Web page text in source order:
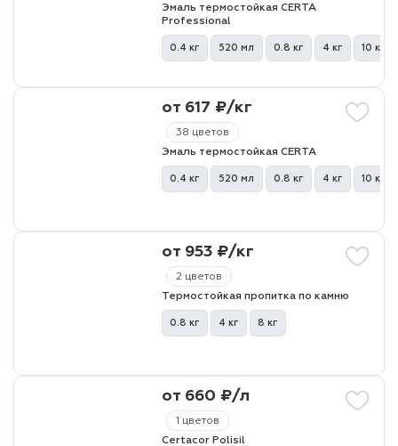
Эмаль термостойкая CERTA
Professional
0.4 кг 520 мл 0.8 кг 4 кг 10 кг
38 цветов
от 617 ₽/кг
Эмаль термостойкая CERTA
0.4 кг 520 мл 0.8 кг 4 кг 10 кг
2 цветов
от 953 ₽/кг
Термостойкая пропитка по камню
0.8 кг 4 кг 8 кг
1 цветов
от 660 ₽/л
Certacor Polisil